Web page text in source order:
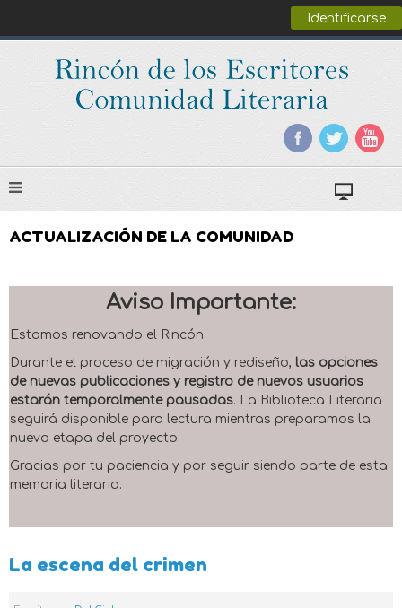
Identificarse
ACTUALIZACIÓN DE LA COMUNIDAD
Aviso Importante:
Estamos renovando el Rincón.
Durante el proceso de migración y rediseño, las opciones
de nuevas publicaciones y registro de nuevos usuarios
estarán temporalmente pausadas. La Biblioteca Literaria
seguirá disponible para lectura mientras preparamos la
nueva etapa del proyecto.
Gracias por tu paciencia y por seguir siendo parte de esta
memoria literaria.
La escena del crimen